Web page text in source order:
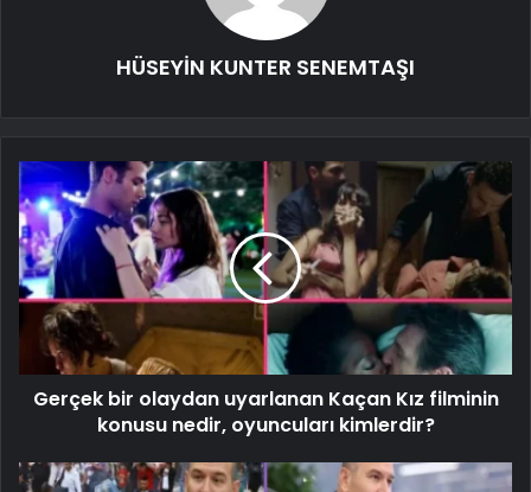
HÜSEYİN KUNTER SENEMTAŞI
Gerçek bir olaydan uyarlanan Kaçan Kız filminin
konusu nedir, oyuncuları kimlerdir?